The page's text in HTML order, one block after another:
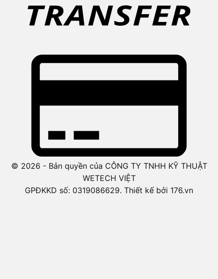
© 2026 - Bản quyền của CÔNG TY TNHH KỸ THUẬT
WETECH VIỆT
GPĐKKD số: 0319086629. Thiết kế bởi 176.vn